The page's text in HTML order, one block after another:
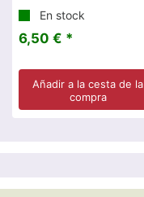
En stock
6,50 € *
Añadir a la cesta de la
compra